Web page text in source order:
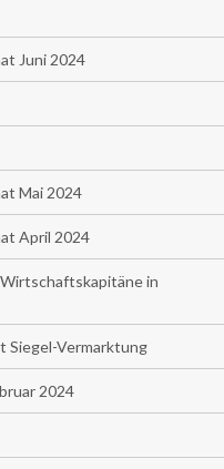
Juni 2024
Mai 2024
April 2024
in
Siegel-Vermarktung
2024